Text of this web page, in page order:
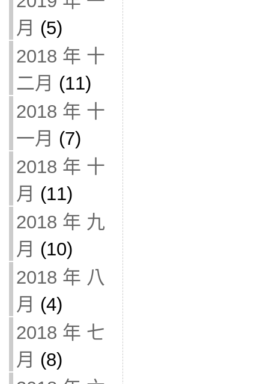
月 (5)
2018 年 十
二月 (11)
2018 年 十
一月 (7)
2018 年 十
月 (11)
2018 年 九
月 (10)
2018 年 八
月 (4)
2018 年 七
月 (8)